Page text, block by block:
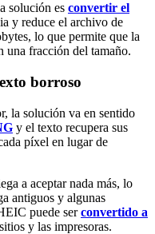
solución es convertir el
y reduce el archivo de
lo que permite que la
una fracción del tamaño.
borroso
la solución va en sentido
y el texto recupera sus
píxel en lugar de
a aceptar nada más, lo
antiguos y algunas
puede serconvertido a
y las impresoras.